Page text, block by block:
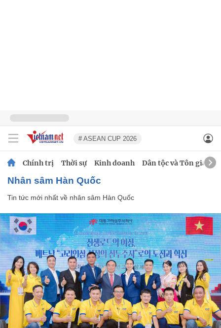
# ASEAN CUP 2026
Chính trị Thời sự Kinh doanh Dân tộc và Tôn giáo
nhân sâm Hàn Quốc
Tin tức mới nhất về nhân sâm Hàn Quốc